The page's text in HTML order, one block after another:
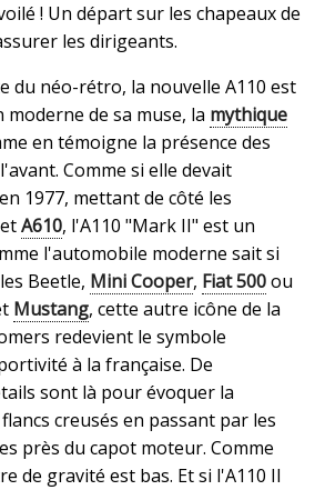
! Un départ sur les chapeaux de
les dirigeants.
du néo-rétro, la nouvelle A110 est
de sa muse, la mythique
en témoigne la présence des
Comme si elle devait
1977, mettant de côté les
A610, l'A110 "Mark II" est un
l'automobile moderne sait si
Beetle, Mini Cooper, Fiat 500ou
Mustang, cette autre icône de la
redevient le symbole
à la française. De
sont là pour évoquer la
creusés en passant par les
près du capot moteur. Comme
de gravité est bas. Et si l'A110 II